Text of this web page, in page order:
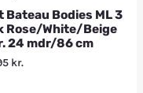
Bateau Bodies ML 3
Rose/White/Beige
24 mdr/86 cm
kr.